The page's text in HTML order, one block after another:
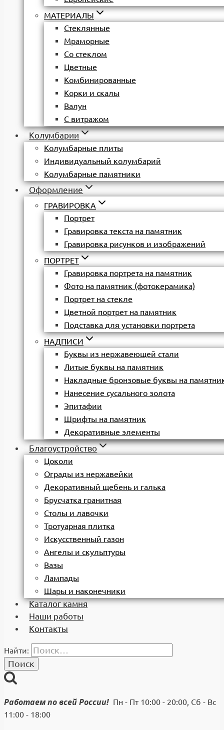
МАТЕРИАЛЫ
Стеклянные
Мраморные
Со стеклом
Цветные
Комбинированные
Корки и скалы
Валун
С витражом
Колумбарии
Колумбарные плиты
Индивидуальный колумбарий
Колумбарные памятники
Оформление
ГРАВИРОВКА
Портрет
Гравировка текста на памятник
Гравировка рисунков и изображений
ПОРТРЕТ
Гравировка портрета на памятник
Фото на памятник (фотокерамика)
Портрет на стекле
Цветной портрет на памятник
Подставка для установки портрета
НАДПИСИ
Буквы из нержавеющей стали
Литые буквы на памятник
Накладные бронзовые буквы на
Нанесение сусального золота
Эпитафии
Шрифты на памятник
Декоративные элементы
Благоустройство
Цоколи
Ограды из нержавейки
Декоративный щебень и галька
Брусчатка гранитная
Столы и лавочки
Тротуарная плитка
Искусственный газон
Ангелы и скульптуры
Вазы
Лампады
Шары и наконечники
Каталог камня
Наши работы
Контакты
Найти:
Работаем по всей России! Пн - Пт 10:00 - 20:00, Сб - Вс
11:00 - 18:00